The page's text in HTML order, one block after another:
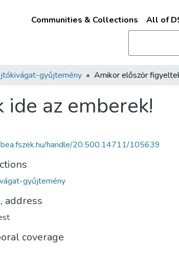
Communities & Collections All of
gyűjtemény
az emberek!
handle/20.500.14711/105639
gyűjtemény
address
coverage